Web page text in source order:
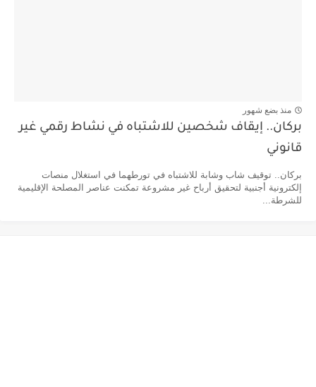
منذ بضع شهور
بركان.. إيقاف شخصين للاشتباه في نشاط رقمي غير
قانوني
بركان.. توقيف شاب وشابة للاشتباه في تورطهما في استغلال منصات
إلكترونية أجنبية لتحقيق أرباح غير مشروعة تمكنت عناصر المصلحة الإقليمية
للشرطة...